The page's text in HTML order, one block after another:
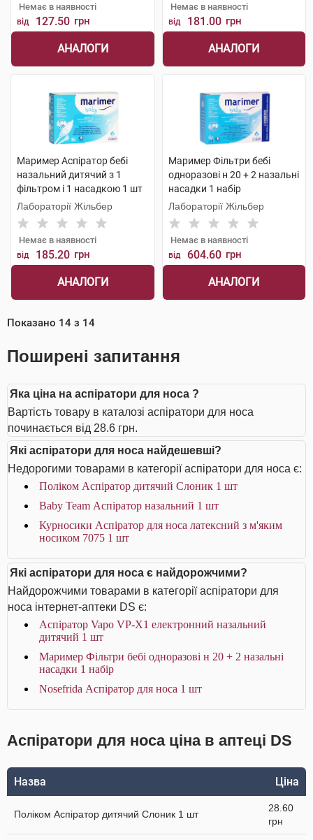
Немає в наявності
від 127.50 грн
АНАЛОГИ
Немає в наявності
від 181.00 грн
АНАЛОГИ
Маример Аспіратор бебі
назальний дитячий з 1
фільтром і 1 насадкою 1 шт
Лабораторії Жільбер
Немає в наявності
від 185.20 грн
АНАЛОГИ
Маример Фільтри бебі
одноразові н 20 + 2 назальні
насадки 1 набір
Лабораторії Жільбер
Немає в наявності
від 604.60 грн
АНАЛОГИ
Показано 14 з 14
Поширені запитання
Яка ціна на аспіратори для носа ?
Вартість товару в каталозі аспіратори для носа
починається від 28.6 грн.
Які аспіратори для носа найдешевші?
Недорогими товарами в категорії аспіратори для носа є:
Поліком Аспіратор дитячий Слоник 1 шт
Baby Team Аспіратор назальний 1 шт
Курносики Аспіратор для носа латексний з м'яким
носиком 7075 1 шт
Які аспіратори для носа є найдорожчими?
Найдорожчими товарами в категорії аспіратори для
носа інтернет-аптеки DS є:
Аспіратор Vapo VP-X1 електронний назальний
дитячий 1 шт
Маример Фільтри бебі одноразові н 20 + 2 назальні
насадки 1 набір
Nosefrida Аспіратор для носа 1 шт
Аспіратори для носа ціна в аптеці DS
Назва Ціна
Поліком Аспіратор дитячий Слоник 1 шт
28.60
грн